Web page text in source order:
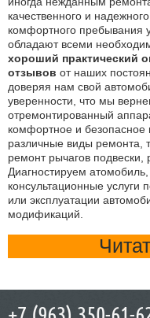
качественного и
комфортного пребывания
обладают всеми
хороший практический
отзывов от наших
доверяя нам свой
уверенности, что мы
отремонтированный
комфортное и
различные виды ремонта,
ремонт рычагов подвески,
Диагностируем
консультационные
или эксплуатации
модификаций.